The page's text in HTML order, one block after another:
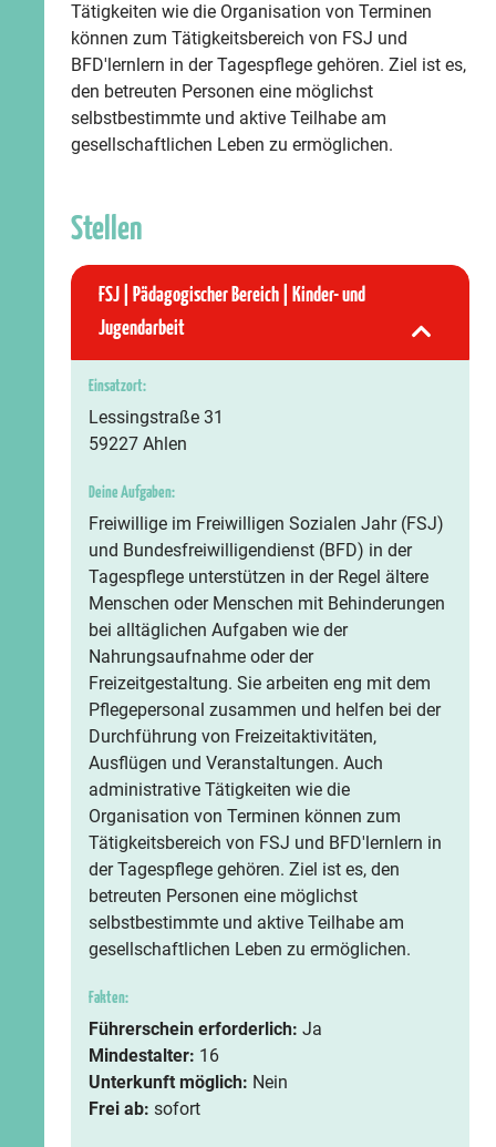
Tätigkeiten wie die Organisation von Terminen
können zum Tätigkeitsbereich von FSJ und
BFD'lernlern in der Tagespflege gehören. Ziel ist es,
den betreuten Personen eine möglichst
selbstbestimmte und aktive Teilhabe am
gesellschaftlichen Leben zu ermöglichen.
Stellen
FSJ | Pädagogischer Bereich | Kinder- und
Jugendarbeit
Einsatzort:
Lessingstraße 31
59227 Ahlen
Deine Aufgaben:
Freiwillige im Freiwilligen Sozialen Jahr (FSJ)
und Bundesfreiwilligendienst (BFD) in der
Tagespflege unterstützen in der Regel ältere
Menschen oder Menschen mit Behinderungen
bei alltäglichen Aufgaben wie der
Nahrungsaufnahme oder der
Freizeitgestaltung. Sie arbeiten eng mit dem
Pflegepersonal zusammen und helfen bei der
Durchführung von Freizeitaktivitäten,
Ausflügen und Veranstaltungen. Auch
administrative Tätigkeiten wie die
Organisation von Terminen können zum
Tätigkeitsbereich von FSJ und BFD'lernlern in
der Tagespflege gehören. Ziel ist es, den
betreuten Personen eine möglichst
selbstbestimmte und aktive Teilhabe am
gesellschaftlichen Leben zu ermöglichen.
Fakten:
Führerschein erforderlich: Ja
Mindestalter: 16
Unterkunft möglich: Nein
Frei ab: sofort